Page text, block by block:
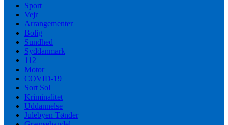
Sport
Vejr
Arrangementer
Bolig
Sundhed
Syddanmark
112
Motor
COVID-19
Sort Sol
Kriminalitet
Uddannelse
Julebyen Tønder